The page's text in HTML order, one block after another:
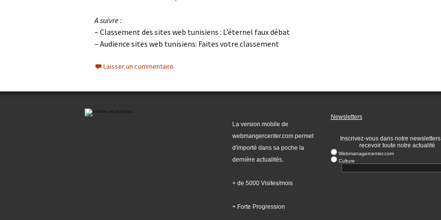
A suivre :
– Classement des sites web tunisiens : L’éternel faux débat
– Audience sites web tunisiens: Faites votre classement
Laisser un commentaire
La version mobile de
webmangercenter.com permet
d'importé dans sa poche la
dernière actualités.
+ de 5000 Visites/mois
+ Forte Progression
Newsletters
Inscrivez-vous dans notre
recevoir toute notre actualité
Webmanagercenter.com
Culture